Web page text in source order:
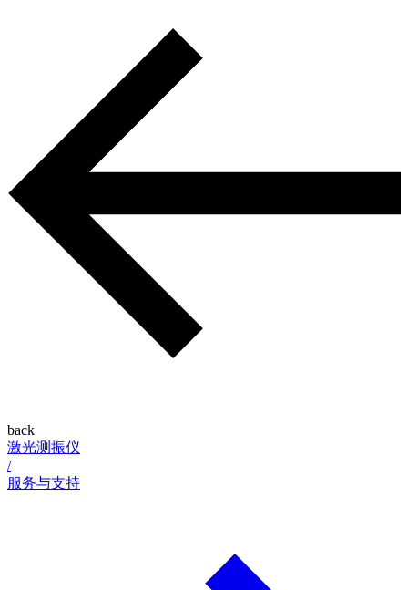
back
激光测振仪
/
服务与支持